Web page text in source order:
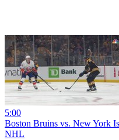
5:00
Boston Bruins vs. New York
NHL